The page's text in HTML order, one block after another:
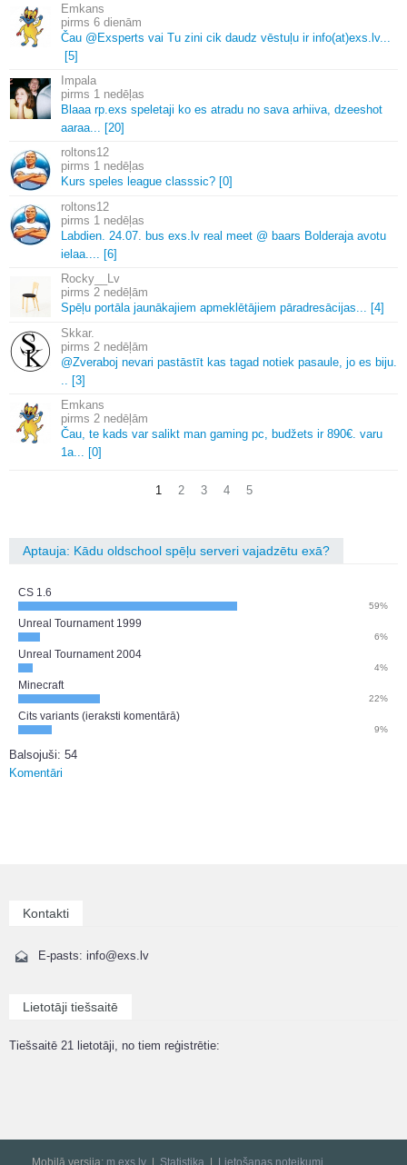
Emkans
6 dienām
Čau @Exsperts vai Tu zini cik daudz vēstuļu ir info(at)exs. lv.
[5]
Impala
1 nedēļas
Blaaa rp. exs speletaji ko es atradu no sava arhiiva, dzeeshot
aaraa.
[20]
roltons12
1 nedēļas
Kurs speles league classsic? [0]
roltons12
1 nedēļas
Labdien. 24. 07. bus exs. lv real meet @ baars Bolderaja avotu
ielaa.
[6]
Rocky__Lv
2 nedēļām
Spēļu portāla jaunākajiem apmeklētājiem pāradresācijas.
[4]
Skkar.
2 nedēļām
@Zveraboj nevari pastāstīt kas tagad notiek pasaule, jo es biju.
[3]
Emkans
2 nedēļām
Čau, te kads var salikt man gaming pc, budžets ir 890€. varu
1a.
[0]
1 2 3 4 5
Aptauja: Kādu oldschool spēļu serveri vajadzētu exā?
CS 1.6
59%
Unreal Tournament 1999
6%
Unreal Tournament 2004
4%
Minecraft
22%
Cits variants (ieraksti komentārā)
9%
Balsojuši: 54
Komentāri
Kontakti
E-pasts: info@exs.lv
Lietotāji tiešsaitē
Tiešsaitē 21 lietotāji, no tiem reģistrētie:
Mobilā versija: m.exs.lv Statistika Lietošanas noteikumi